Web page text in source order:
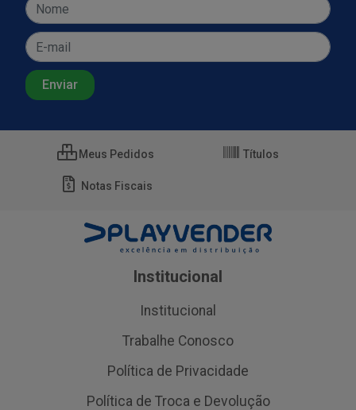
Meus Pedidos Títulos
Notas Fiscais
Institucional
Institucional
Trabalhe Conosco
Política de Privacidade
Política de Troca e Devolução